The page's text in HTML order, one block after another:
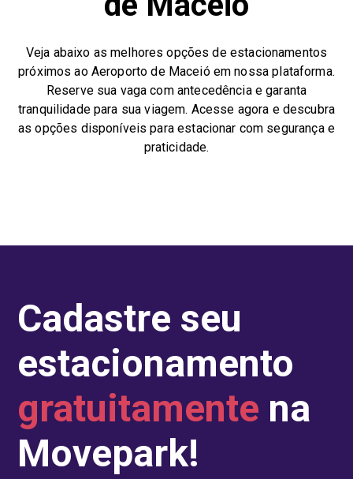
Veja abaixo as melhores opções de estacionamentos
próximos ao Aeroporto de Maceió em nossa plataforma.
Reserve sua vaga com antecedência e garanta
tranquilidade para sua viagem. Acesse agora e descubra
as opções disponíveis para estacionar com segurança e
praticidade.
Cadastre seu
estacionamento
gratuitamente na
Movepark!